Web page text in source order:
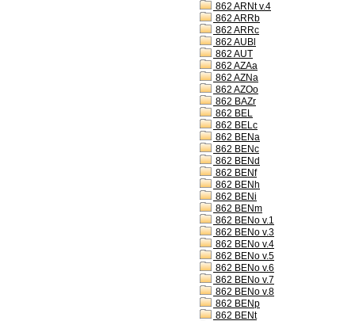
862 ARNt v.4
862 ARRb
862 ARRc
862 AUBl
862 AUT
862 AZAa
862 AZNa
862 AZOo
862 BAZr
862 BEL
862 BELc
862 BENa
862 BENc
862 BENd
862 BENf
862 BENh
862 BENi
862 BENm
862 BENo v.1
862 BENo v.3
862 BENo v.4
862 BENo v.5
862 BENo v.6
862 BENo v.7
862 BENo v.8
862 BENp
862 BENt